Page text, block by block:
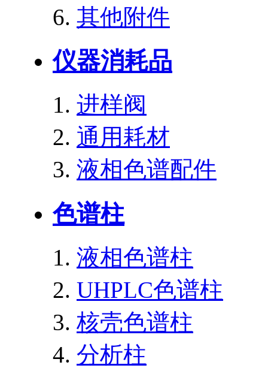
其他附件
仪器消耗品
进样阀
通用耗材
液相色谱配件
色谱柱
液相色谱柱
UHPLC色谱柱
核壳色谱柱
分析柱